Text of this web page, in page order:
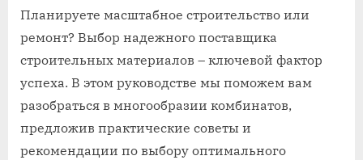
Планируете масштабное строительство или
ремонт? Выбор надежного поставщика
строительных материалов – ключевой фактор
успеха. В этом руководстве мы поможем вам
разобраться в многообразии комбинатов,
предложив практические советы и
рекомендации по выбору оптимального